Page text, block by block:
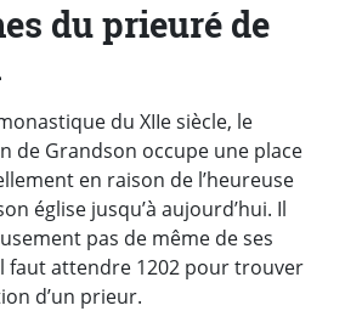
du prieuré de
du XIIe siècle, le
de Grandson occupe une place
en raison de l’heureuse
église jusqu’à aujourd’hui. Il
pas de même de ses
faut attendre 1202 pour trouver
d’un prieur.